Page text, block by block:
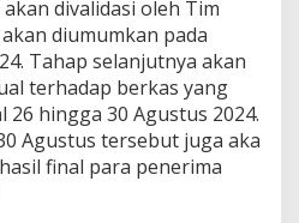
h
K
e
s
e
m
p
a
divalidasi oleh Tim
diumumkan pada
Tahap selanjutnya akan
terhadap berkas yang
hingga 30 Agustus 2024.
Agustus tersebut juga aka
final para penerima